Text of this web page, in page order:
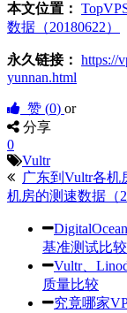
本文位置：
数据（20180622）
永久链接： https://
yunnan.html
赞 (0) or
分享
0
Vultr
广东到Vultr各机
机房的测速数据（
基准测试比较
Vultr、
质量比较
究竟哪家